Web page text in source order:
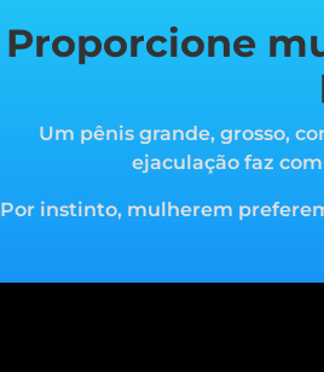
Proporcione
Um pênis grande, grosso,
ejaculação faz
Por instinto, mulherem